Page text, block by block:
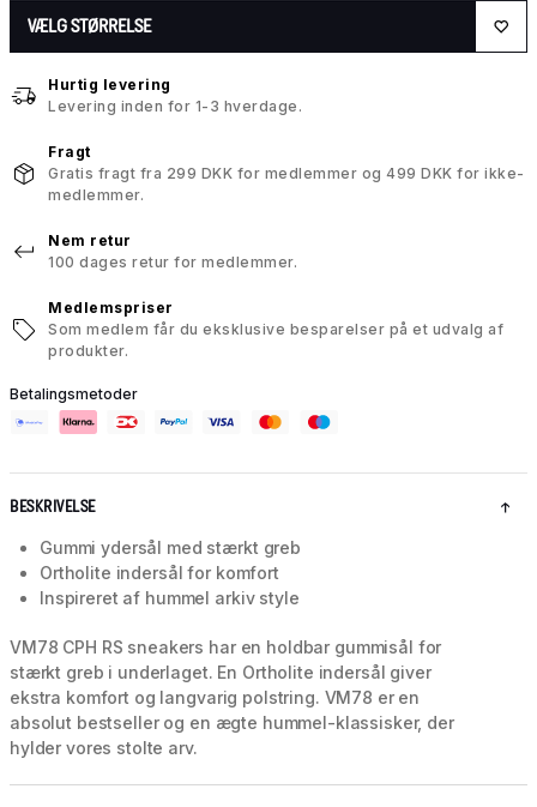
VÆLG STØRRELSE
Hurtig levering
Levering inden for 1-3 hverdage.
Fragt
Gratis fragt fra 299 DKK for medlemmer og 499 DKK for ikke-
medlemmer.
Nem retur
100 dages retur for medlemmer.
Medlemspriser
Som medlem får du eksklusive besparelser på et udvalg af
produkter.
Betalingsmetoder
BESKRIVELSE
Gummi ydersål med stærkt greb
Ortholite indersål for komfort
Inspireret af hummel arkiv style
VM78 CPH RS sneakers har en holdbar gummisål for
stærkt greb i underlaget. En Ortholite indersål giver
ekstra komfort og langvarig polstring. VM78 er en
absolut bestseller og en ægte hummel-klassisker, der
hylder vores stolte arv.